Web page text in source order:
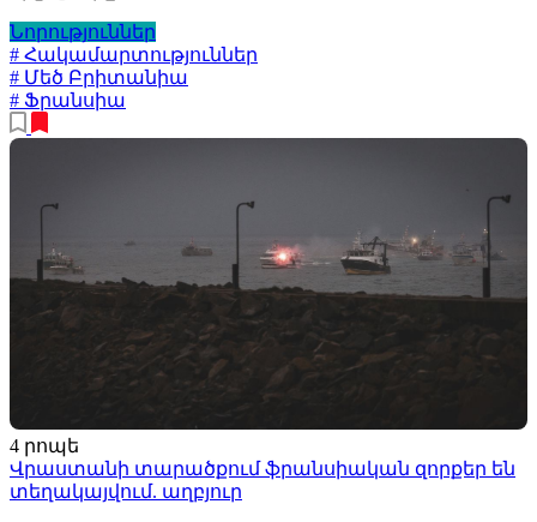
Նորություններ
# Հակամարտություններ
# Մեծ Բրիտանիա
# Ֆրանսիա
4 րոպե
Վրաստանի տարածքում ֆրանսիական զորքեր են
տեղակայվում. աղբյուր